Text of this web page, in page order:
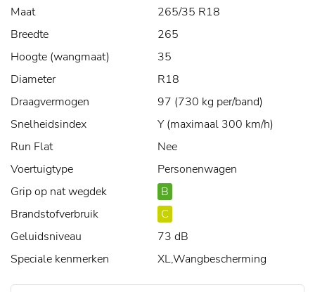
Maat
265/35 R18
Breedte
265
Hoogte (wangmaat)
35
Diameter
R18
Draagvermogen
97 (730 kg per/band)
Snelheidsindex
Y (maximaal 300 km/h)
Run Flat
Nee
Voertuigtype
Personenwagen
Grip op nat wegdek
B
Brandstofverbruik
C
Geluidsniveau
73 dB
Speciale kenmerken
XL,Wangbescherming